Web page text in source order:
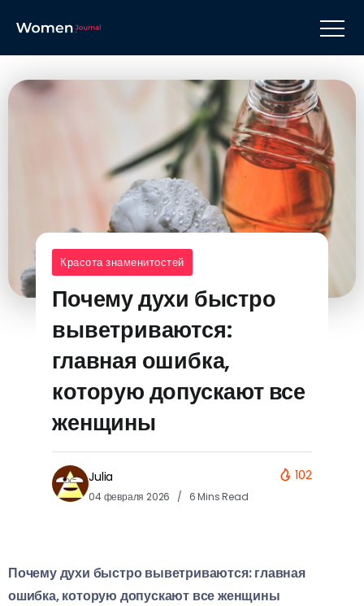
Красота знаменитостей
Почему духи быстро
выветриваются:
главная ошибка,
которую допускают все
женщины
Julia
04 февраля 2026 6 Mins Read
102
Почему духи быстро выветриваются: главная
ошибка, которую допускают все женщины